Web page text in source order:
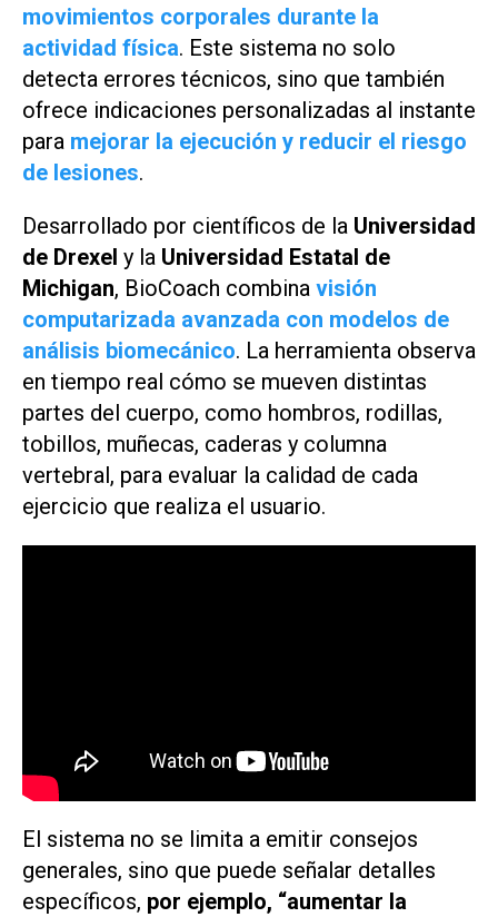
movimientos corporales durante la
actividad física. Este sistema no solo
detecta errores técnicos, sino que también
ofrece indicaciones personalizadas al instante
para mejorar la ejecución y reducir el riesgo
de lesiones.
Desarrollado por científicos de la Universidad
de Drexel y la Universidad Estatal de
Michigan, BioCoach combina visión
computarizada avanzada con modelos de
análisis biomecánico. La herramienta observa
en tiempo real cómo se mueven distintas
partes del cuerpo, como hombros, rodillas,
tobillos, muñecas, caderas y columna
vertebral, para evaluar la calidad de cada
ejercicio que realiza el usuario.
El sistema no se limita a emitir consejos
generales, sino que puede señalar detalles
específicos, por ejemplo, “aumentar la